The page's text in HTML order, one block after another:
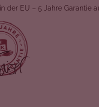
der EU – 5 Jahre Garantie